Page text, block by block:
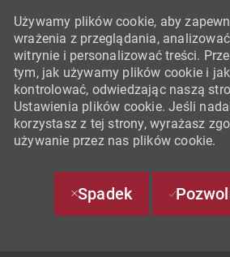
Używamy plików cookie, aby
wrażenia z przeglądania,
witrynie i personalizować treści.
tym, jak używamy plików cookie i
kontrolować, odwiedzając naszą
Ustawienia plików cookie. Jeśli
korzystasz z tej strony, wyrażasz
używanie przez nas plików cookie.
Spadek